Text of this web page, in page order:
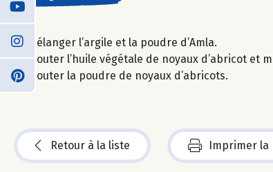
Mélanger l’argile et la poudre d’Amla.
Ajouter l’huile végétale de noyaux d’abricot et
Ajouter la poudre de noyaux d’abricots.
Retour à la liste Imprimer la